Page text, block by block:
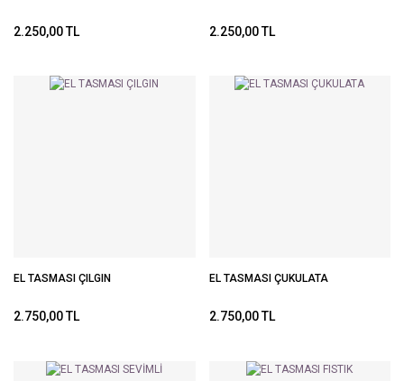
2.250,00 TL 2.250,00 TL
EL TASMASI ÇILGIN
2.750,00 TL
EL TASMASI ÇUKULATA
2.750,00 TL